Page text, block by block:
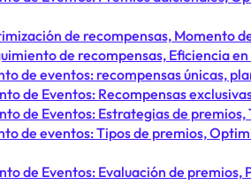
de recompensas, Momento
de recompensas, Eficiencia
de eventos: recompensas únicas,
de Eventos: Recompensas
de Eventos: Estrategias de
de eventos: Tipos de premios,
de Eventos: Evaluación de